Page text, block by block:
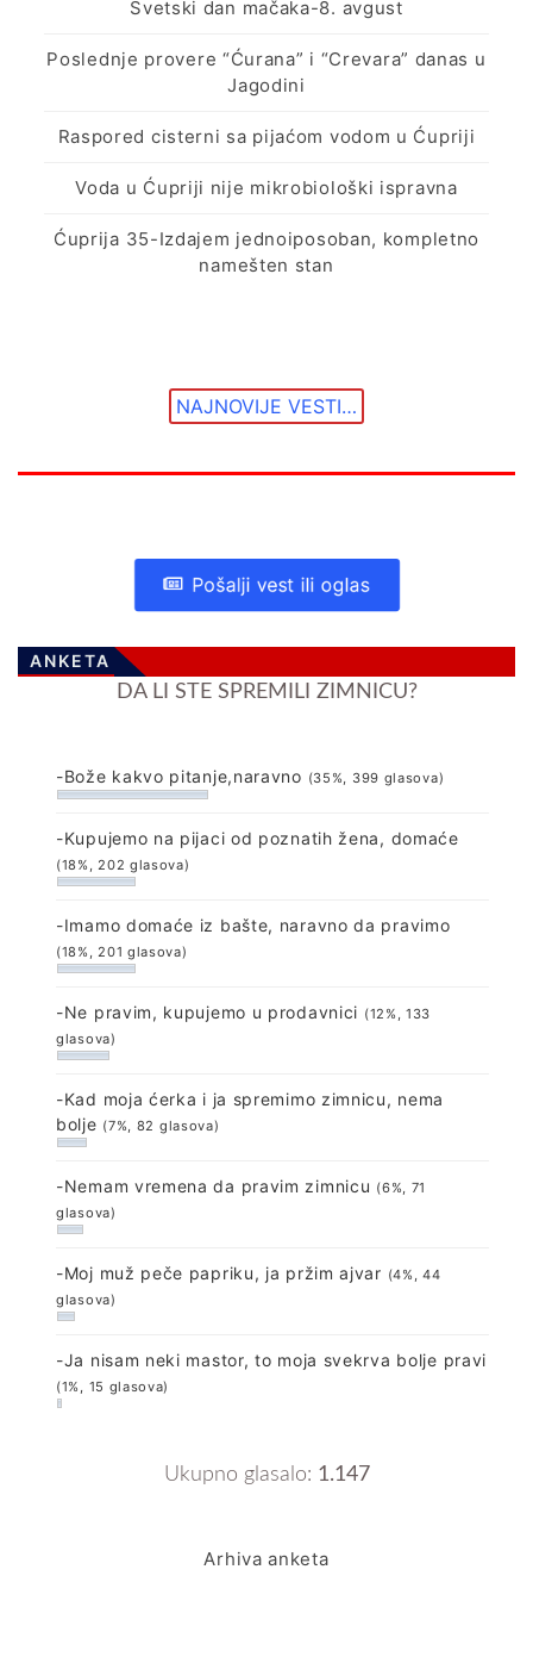
Svetski dan mačaka-8. avgust
Poslednje provere “Ćurana” i “Crevara” danas u
Jagodini
Raspored cisterni sa pijaćom vodom u Ćupriji
Voda u Ćupriji nije mikrobiološki ispravna
Ćuprija 35-Izdajem jednoiposoban, kompletno
namešten stan
NAJNOVIJE VESTI…
Pošalji vest ili oglas
ANKETA
DA LI STE SPREMILI ZIMNICU?
-Bože kakvo pitanje,naravno (35%, 399 glasova)
-Kupujemo na pijaci od poznatih žena, domaće
(18%, 202 glasova)
-Imamo domaće iz bašte, naravno da pravimo
(18%, 201 glasova)
-Ne pravim, kupujemo u prodavnici (12%, 133
glasova)
-Kad moja ćerka i ja spremimo zimnicu, nema
bolje (7%, 82 glasova)
-Nemam vremena da pravim zimnicu (6%, 71
glasova)
-Moj muž peče papriku, ja pržim ajvar (4%, 44
glasova)
-Ja nisam neki mastor, to moja svekrva bolje pravi
(1%, 15 glasova)
Ukupno glasalo: 1.147
Arhiva anketa